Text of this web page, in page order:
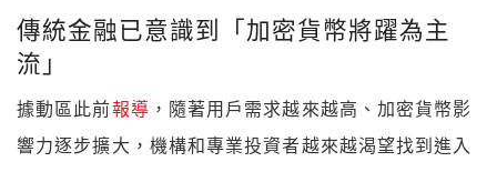
傳統金融已意識到「加密貨幣將躍為主
流」
據動區此前報導 ，隨著用戶需求越來越高、加密貨幣影
響力逐步擴大，機構和專業投資者越來越渴望找到進入